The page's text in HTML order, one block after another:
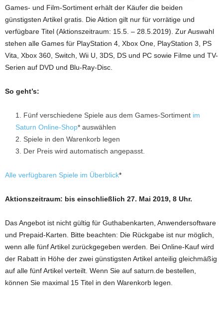
Games- und Film-Sortiment erhält der Käufer die beiden
günstigsten Artikel gratis. Die Aktion gilt nur für vorrätige und
verfügbare Titel (Aktionszeitraum: 15.5. – 28.5.2019). Zur Auswahl
stehen alle Games für PlayStation 4, Xbox One, PlayStation 3, PS
Vita, Xbox 360, Switch, Wii U, 3DS, DS und PC sowie Filme und TV-
Serien auf DVD und Blu-Ray-Disc.
So geht’s:
Fünf verschiedene Spiele aus dem Games-Sortiment im
Saturn Online-Shop* auswählen
Spiele in den Warenkorb legen
Der Preis wird automatisch angepasst.
Alle verfügbaren Spiele im Überblick*
Aktionszeitraum: bis einschließlich 27. Mai 2019, 8 Uhr.
Das Angebot ist nicht gültig für Guthabenkarten, Anwendersoftware
und Prepaid-Karten. Bitte beachten: Die Rückgabe ist nur möglich,
wenn alle fünf Artikel zurückgegeben werden. Bei Online-Kauf wird
der Rabatt in Höhe der zwei günstigsten Artikel anteilig gleichmäßig
auf alle fünf Artikel verteilt. Wenn Sie auf saturn.de bestellen,
können Sie maximal 15 Titel in den Warenkorb legen.